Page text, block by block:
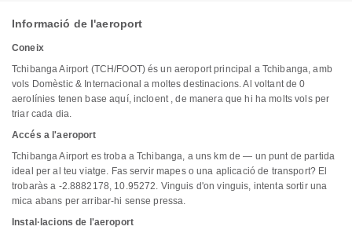
Informació de l'aeroport
Coneix
Tchibanga Airport (TCH/FOOT) és un aeroport principal a Tchibanga, amb
vols Domèstic & Internacional a moltes destinacions. Al voltant de 0
aerolínies tenen base aquí, incloent , de manera que hi ha molts vols per
triar cada dia.
Accés a l'aeroport
Tchibanga Airport es troba a Tchibanga, a uns km de — un punt de partida
ideal per al teu viatge. Fas servir mapes o una aplicació de transport? El
trobaràs a -2.8882178, 10.95272. Vinguis d'on vinguis, intenta sortir una
mica abans per arribar-hi sense pressa.
Instal·lacions de l'aeroport